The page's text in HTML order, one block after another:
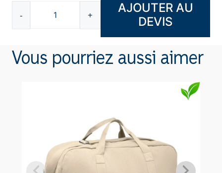
-
quantité
de
à
+
AJOUTER AU
DEVIS
Vous pourriez aussi aimer